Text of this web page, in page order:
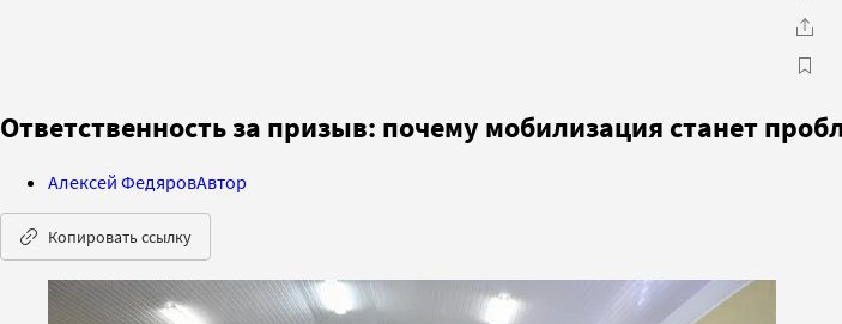
Ответственность за призыв: почему мобилизация станет
Алексей ФедяровАвтор
Копировать ссылку